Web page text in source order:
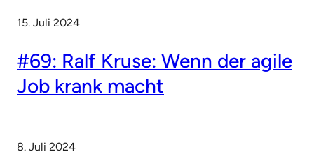
15. Juli 2024
#69: Ralf Kruse: Wenn der agile
Job krank macht
8. Juli 2024